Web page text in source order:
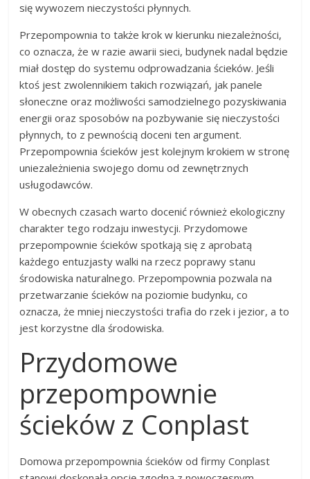
się wywozem nieczystości płynnych.
Przepompownia to także krok w kierunku niezależności,
co oznacza, że w razie awarii sieci, budynek nadal będzie
miał dostęp do systemu odprowadzania ścieków. Jeśli
ktoś jest zwolennikiem takich rozwiązań, jak panele
słoneczne oraz możliwości samodzielnego pozyskiwania
energii oraz sposobów na pozbywanie się nieczystości
płynnych, to z pewnością doceni ten argument.
Przepompownia ścieków jest kolejnym krokiem w stronę
uniezależnienia swojego domu od zewnętrznych
usługodawców.
W obecnych czasach warto docenić również ekologiczny
charakter tego rodzaju inwestycji. Przydomowe
przepompownie ścieków spotkają się z aprobatą
każdego entuzjasty walki na rzecz poprawy stanu
środowiska naturalnego. Przepompownia pozwala na
przetwarzanie ścieków na poziomie budynku, co
oznacza, że mniej nieczystości trafia do rzek i jezior, a to
jest korzystne dla środowiska.
Przydomowe
przepompownie
ścieków z Conplast
Domowa przepompownia ścieków od firmy Conplast